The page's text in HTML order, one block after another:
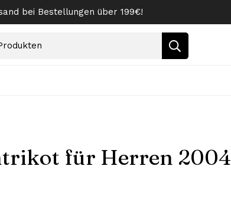
bei Bestellungen über 199€!
für Herren 2004